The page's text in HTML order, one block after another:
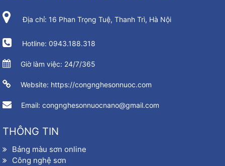
Địa chỉ: 16 Phan Trọng Tuệ, Thanh Trì, Hà Nội
Hotline: 0943.188.318
Giờ làm việc: 24/7/365
Website: https://congnghesonnuoc.com
Email: congnghesonnuocnano@gmail.com
THÔNG TIN
Bảng màu sơn online
Công nghệ sơn